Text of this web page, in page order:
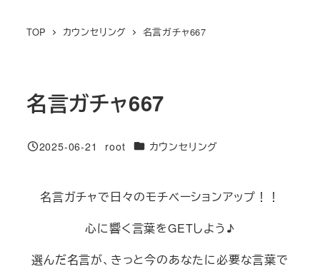
TOP カウンセリング 名言ガチャ667
名言ガチャ667
投稿日
2025-06-21
著
root カテゴリー
カウンセリング
名言ガチャで日々のモチベーションアップ！！
心に響く言葉をGETしよう♪
選んだ名言が、きっと今のあなたに必要な言葉で